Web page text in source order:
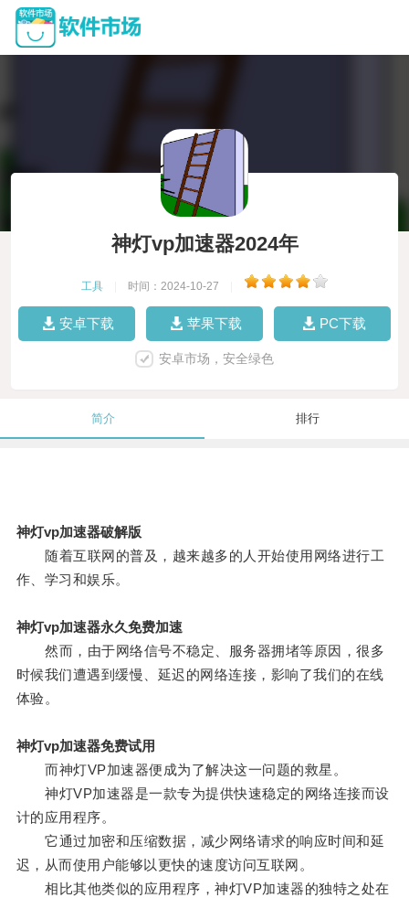
神灯vp加速器2024年
工具 时间：2024-10-27
安卓下载 苹果下载 PC下载
安卓市场，安全绿色
简介 排行
神灯vp加速器破解版
随着互联网的普及，越来越多的人开始使用网络进行工
作、学习和娱乐。
神灯vp加速器永久免费加速
然而，由于网络信号不稳定、服务器拥堵等原因，很多
时候我们遭遇到缓慢、延迟的网络连接，影响了我们的在线
体验。
神灯vp加速器免费试用
而神灯VP加速器便成为了解决这一问题的救星。
神灯VP加速器是一款专为提供快速稳定的网络连接而设
计的应用程序。
它通过加密和压缩数据，减少网络请求的响应时间和延
迟，从而使用户能够以更快的速度访问互联网。
相比其他类似的应用程序，神灯VP加速器的独特之处在